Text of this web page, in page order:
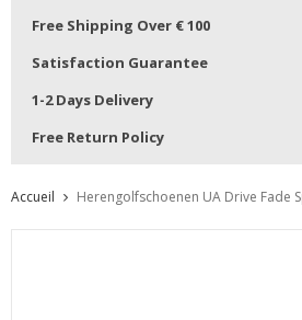
Free Shipping Over € 100
Satisfaction Guarantee
1-2 Days Delivery
Free Return Policy
Accueil Herengolfschoenen UA Drive Fade